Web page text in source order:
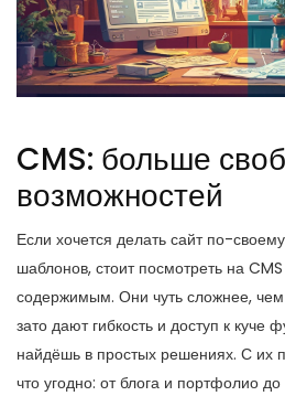
CMS: больше
возможностей
Если хочется делать сайт по-
шаблонов, стоит посмотреть на
содержимым. Они чуть сложнее,
зато дают гибкость и доступ к куче
найдёшь в простых решениях. С их
что угодно: от блога и портфолио